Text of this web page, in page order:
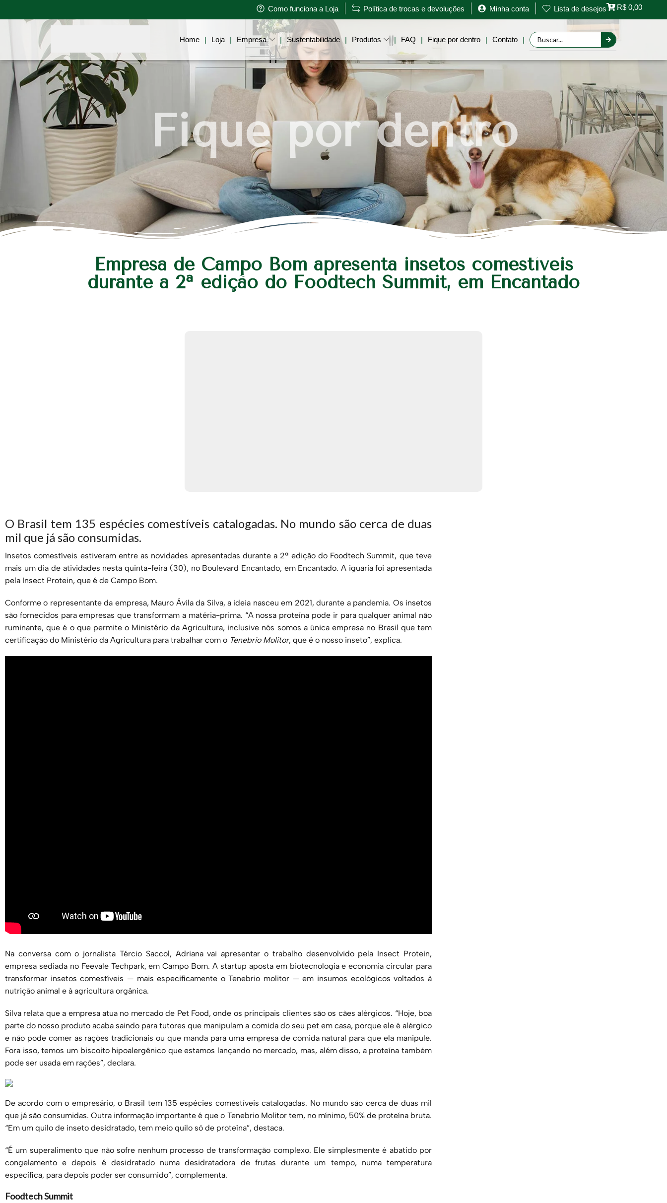
Como funciona a Loja Política de trocas e devoluções Minha conta Lista de desejos R$ 0,00
Home | Loja | Empresa | Sustentabilidade | Produtos | FAQ | Fique por dentro | Contato |
Retornar a página anterior
Fique por dentro
Empresa de Campo Bom apresenta insetos comestíveis
durante a 2ª edição do Foodtech Summit, em Encantado
O Brasil tem 135 espécies comestíveis catalogadas. No mundo são cerca de duas
mil que já são consumidas.
Insetos comestíveis estiveram entre as novidades apresentadas durante a 2ª edição do Foodtech Summit, que teve
mais um dia de atividades nesta quinta-feira (30), no Boulevard Encantado, em Encantado. A iguaria foi apresentada
pela Insect Protein, que é de Campo Bom.
Conforme o representante da empresa, Mauro Ávila da Silva, a ideia nasceu em 2021, durante a pandemia. Os insetos
são fornecidos para empresas que transformam a matéria-prima. “A nossa proteína pode ir para qualquer animal não
ruminante, que é o que permite o Ministério da Agricultura, inclusive nós somos a única empresa no Brasil que tem
certificação do Ministério da Agricultura para trabalhar com o Tenebrio Molitor, que é o nosso inseto”, explica.
Na conversa com o jornalista Tércio Saccol, Adriana vai apresentar o trabalho desenvolvido pela Insect Protein,
empresa sediada no Feevale Techpark, em Campo Bom. A startup aposta em biotecnologia e economia circular para
transformar insetos comestíveis — mais especificamente o Tenebrio molitor — em insumos ecológicos voltados à
nutrição animal e à agricultura orgânica.
Silva relata que a empresa atua no mercado de Pet Food, onde os principais clientes são os cães alérgicos. “Hoje, boa
parte do nosso produto acaba saindo para tutores que manipulam a comida do seu pet em casa, porque ele é alérgico
e não pode comer as rações tradicionais ou que manda para uma empresa de comida natural para que ela manipule.
Fora isso, temos um biscoito hipoalergênico que estamos lançando no mercado, mas, além disso, a proteína também
pode ser usada em rações”, declara.
De acordo com o empresário, o Brasil tem 135 espécies comestíveis catalogadas. No mundo são cerca de duas mil
que já são consumidas. Outra informação importante é que o Tenebrio Molitor tem, no mínimo, 50% de proteína bruta.
“Em um quilo de inseto desidratado, tem meio quilo só de proteína”, destaca.
“É um superalimento que não sofre nenhum processo de transformação complexo. Ele simplesmente é abatido por
congelamento e depois é desidratado numa desidratadora de frutas durante um tempo, numa temperatura
específica, para depois poder ser consumido”, complementa.
Foodtech Summit